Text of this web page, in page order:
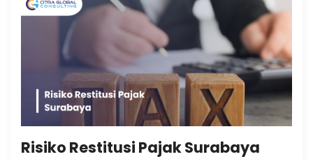
Risiko Restitusi Pajak Surabaya